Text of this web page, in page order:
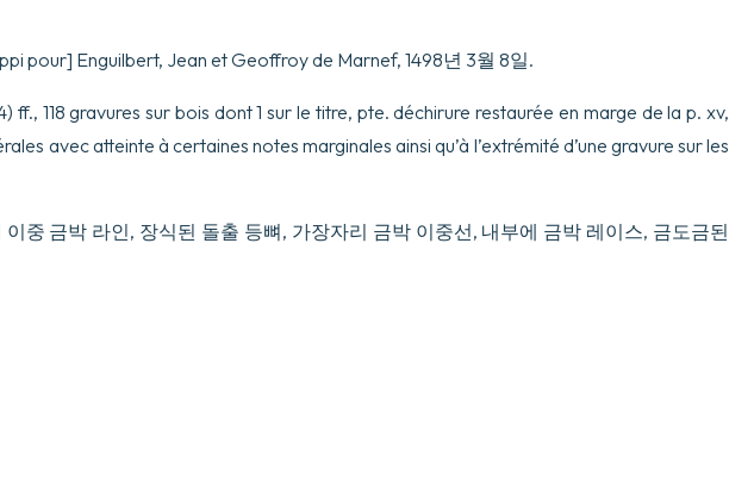
pour] Enguilbert, Jean et Geoffroy de Marnef, 1498년 3월 8일.
ff., 118 gravures sur bois dont 1 sur le titre, pte. déchirure restaurée en marge de la p. xv,
avec atteinte à certaines notes marginales ainsi qu’à l’extrémité d’une gravure sur les
중 금박 라인, 장식된 돌출 등뼈, 가장자리 금박 이중선, 내부에 금박 레이스, 금도금된